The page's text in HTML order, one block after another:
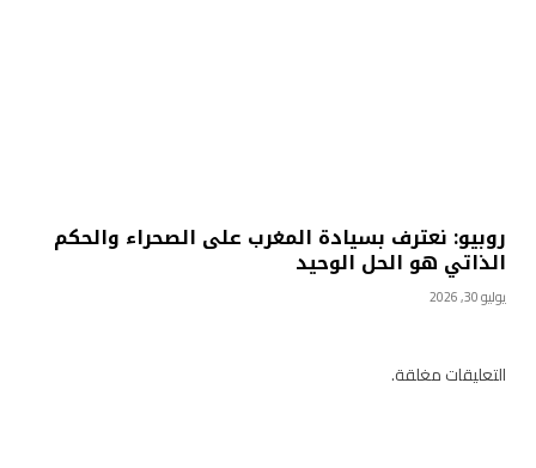
روبيو: نعترف بسيادة المغرب على الصحراء والحكم
الذاتي هو الحل الوحيد
يوليو 30, 2026
التعليقات مغلقة.